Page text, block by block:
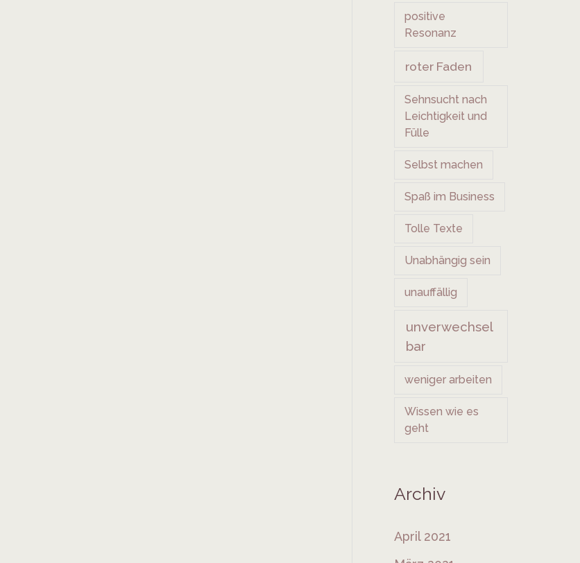
positive
Resonanz
roter Faden
Sehnsucht nach
Leichtigkeit und
Fülle
Selbst machen
Spaß im Business
Tolle Texte
Unabhängig sein
unauffällig
unverwechsel
bar
weniger arbeiten
Wissen wie es
geht
Archiv
April 2021